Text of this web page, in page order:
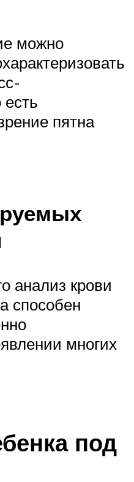
можно
пятна
анализ крови
способен
многих
под